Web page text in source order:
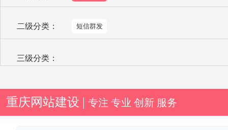
二级分类： 短信群发
三级分类：
重庆网站建设 | 专注 专业 创新 服务